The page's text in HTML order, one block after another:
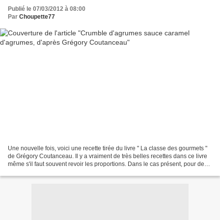
Publié le 07/03/2012 à 08:00
Par Choupette77
Une nouvelle fois, voici une recette tirée du livre " La classe des gourmets "
de Grégory Coutanceau. Il y a vraiment de très belles recettes dans ce livre
même s'il faut souvent revoir les proportions. Dans le cas présent, pour des